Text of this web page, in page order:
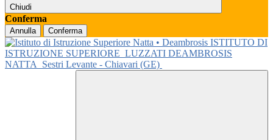
Chiudi
Conferma
Annulla Conferma
ISTITUTO DI
ISTRUZIONE SUPERIORE LUZZATI DEAMBROSIS
NATTA
Sestri Levante - Chiavari (GE)